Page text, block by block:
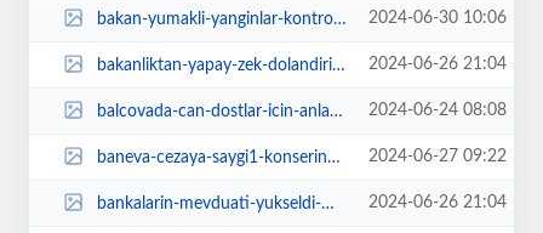
bakan-yumakli-yanginlar-kontrol-altinda-h3zfsDlH.jpg 2024-06-30 10:06
bakanliktan-yapay-zek-dolandiriciligi-uyarisi-eHwrJ4y3.jpg 2024-06-26 21:04
balcovada-can-dostlar-icin-anlamli-protokol-XsEL8eX4.jpg 2024-06-24 08:08
baneva-cezaya-saygi1-konserinde-costu-costurdu-FX4PN1Uy.jpg 2024-06-27 09:22
bankalarin-mevduati-yukseldi-Mp8xHa79.jpg 2024-06-26 21:04